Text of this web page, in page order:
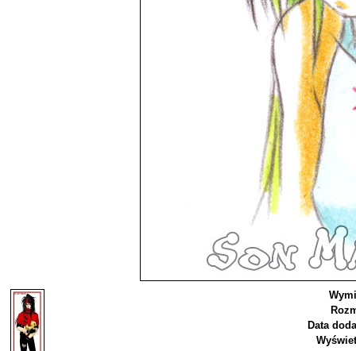
Data